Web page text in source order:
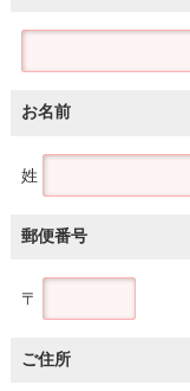
お名前
姓
郵便番号
〒
ご住所